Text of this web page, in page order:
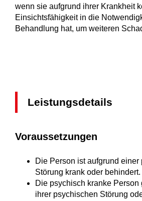
wenn sie aufgrund ihrer Krankheit
Einsichtsfähigkeit in die
Behandlung hat, um weiteren
Leistungsdetails
Voraussetzungen
Die Person ist aufgrund einer
Störung krank oder behindert.
Die psychisch kranke Person
ihrer psychischen Störung